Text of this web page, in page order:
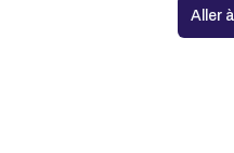
Aller